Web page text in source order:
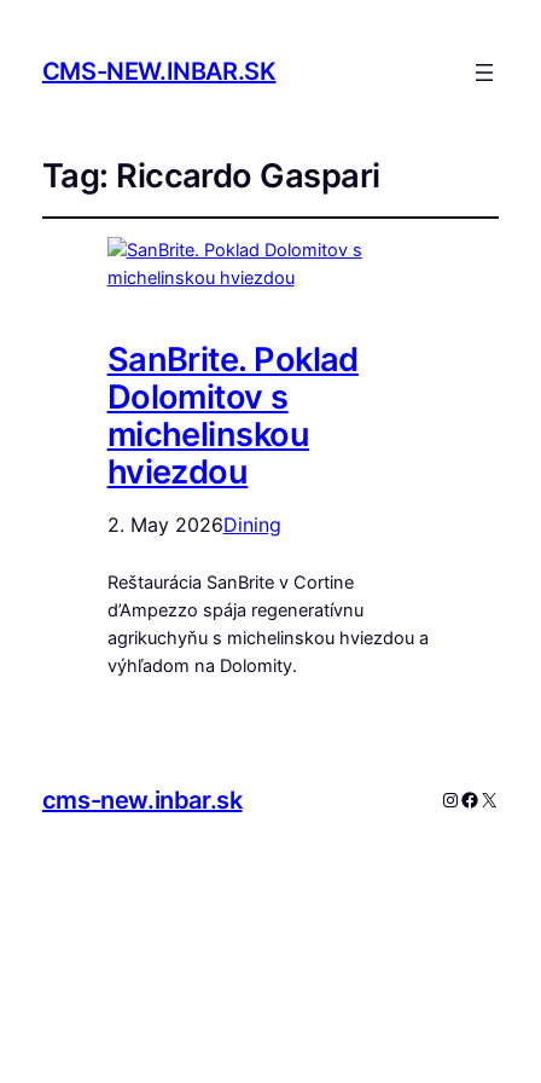
CMS-NEW.INBAR.SK
Tag: Riccardo Gaspari
SanBrite. Poklad
Dolomitov s
michelinskou
hviezdou
2. May 2026Dining
Reštaurácia SanBrite v Cortine
d’Ampezzo spája regeneratívnu
agrikuchyňu s michelinskou hviezdou a
výhľadom na Dolomity.
cms-new.inbar.sk Instagram
X